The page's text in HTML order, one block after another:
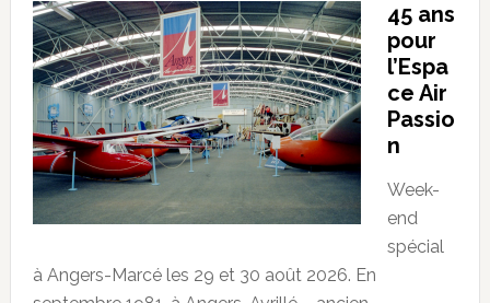
45 ans
pour
l’Espa
ce Air
Passio
n
Week-
end
spécial
à Angers-Marcé les 29 et 30 août 2026. En